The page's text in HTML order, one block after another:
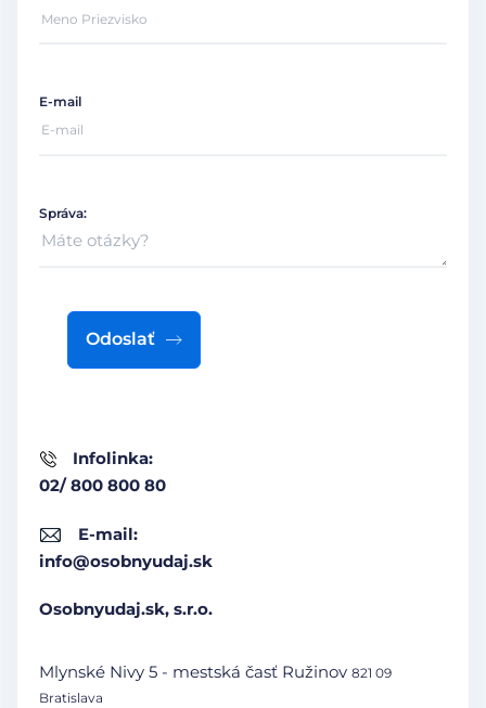
Infolinka:
02/ 800 800 80
E-mail:
info@osobnyudaj.sk
Osobnyudaj.sk, s.r.o.
Mlynské Nivy 5 - mestská časť Ružinov 821 09
Bratislava
E-mail
Správa:
Odoslať